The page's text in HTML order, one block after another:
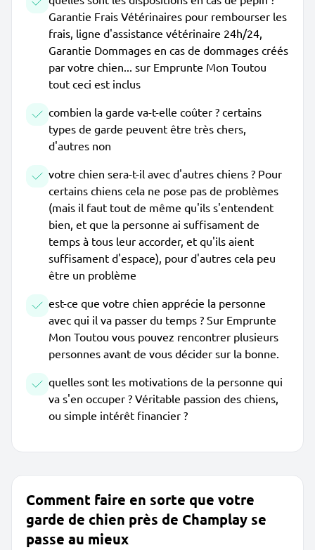
Garantie Frais Vétérinaires pour rembourser les
frais, ligne d'assistance vétérinaire 24h/24,
Garantie Dommages en cas de dommages créés
par votre chien... sur Emprunte Mon Toutou
tout ceci est inclus
combien la garde va-t-elle coûter ? certains
types de garde peuvent être très chers,
d'autres non
votre chien sera-t-il avec d'autres chiens ? Pour
certains chiens cela ne pose pas de problèmes
(mais il faut tout de même qu'ils s'entendent
bien, et que la personne ai suffisament de
temps à tous leur accorder, et qu'ils aient
suffisament d'espace), pour d'autres cela peu
être un problème
est-ce que votre chien apprécie la personne
avec qui il va passer du temps ? Sur Emprunte
Mon Toutou vous pouvez rencontrer plusieurs
personnes avant de vous décider sur la bonne.
quelles sont les motivations de la personne qui
va s'en occuper ? Véritable passion des chiens,
ou simple intérêt financier ?
Comment faire en sorte que votre
garde de chien près de Champlay se
passe au mieux